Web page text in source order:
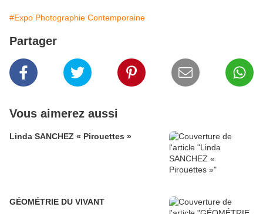
#Expo Photographie Contemporaine
Partager
Vous aimerez aussi
Linda SANCHEZ « Pirouettes »
GÉOMÉTRIE DU VIVANT